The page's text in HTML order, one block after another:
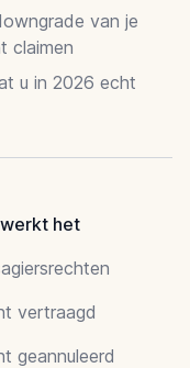
van je
claimen
u in 2026 echt
het
vertraagd
geannuleerd